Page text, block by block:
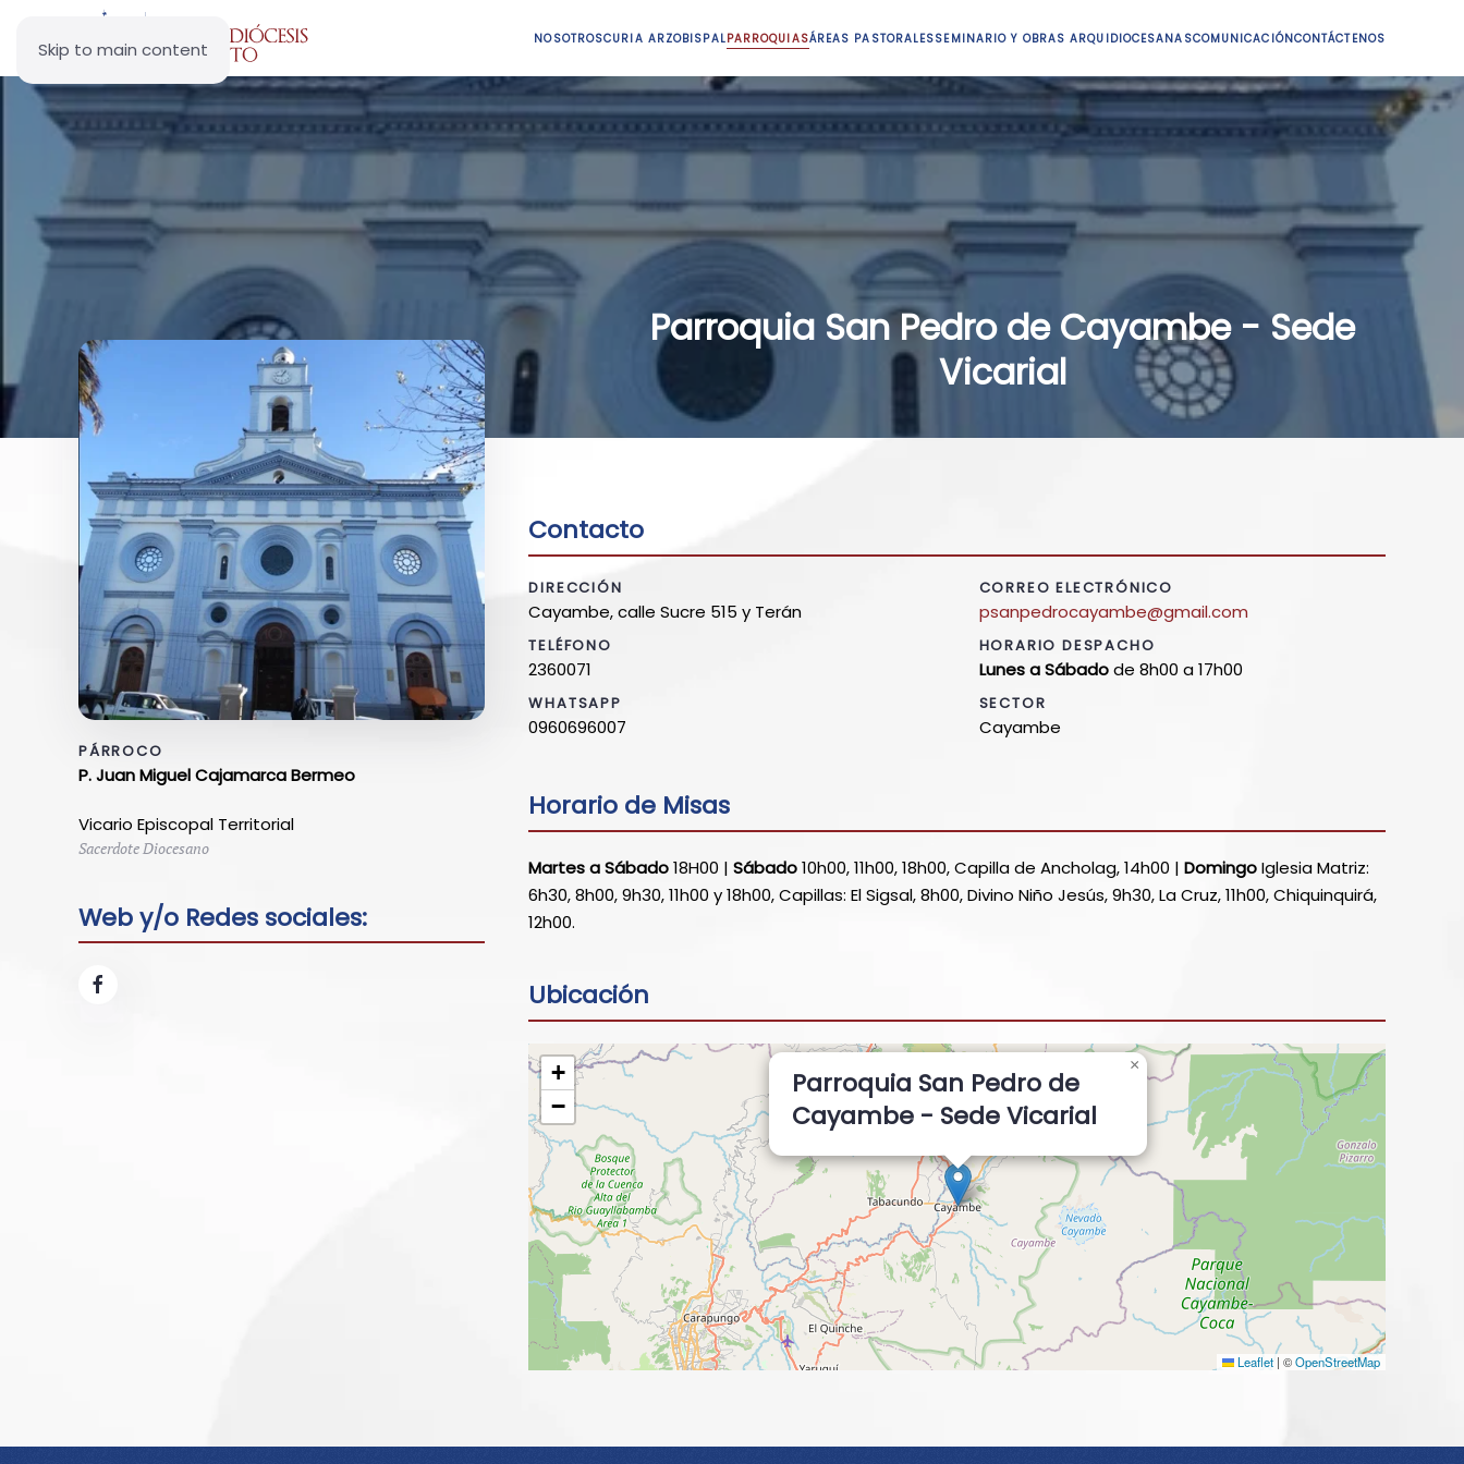
Skip to main content NOSOTROSCURIA ARZOBISPALPARROQUIASÁREAS PASTORALESSEMINARIO Y OBRAS ARQUIDIOCESANASCOMUNICACIÓNCONTÁCTENOS
Parroquia San Pedro de Cayambe - Sede
Vicarial
PÁRROCO
P. Juan Miguel Cajamarca Bermeo
Vicario Episcopal Territorial
Sacerdote Diocesano
Web y/o Redes sociales:
Contacto
DIRECCIÓN
Cayambe, calle Sucre 515 y Terán
TELÉFONO
2360071
WHATSAPP
0960696007
CORREO ELECTRÓNICO
psanpedrocayambe@gmail.com
HORARIO DESPACHO
Lunes a Sábadode 8h00 a 17h00
SECTOR
Cayambe
Horario de Misas
Martes a Sábado18H00 |Sábado10h00, 11h00, 18h00, Capilla de Ancholag, 14h00 |DomingoIglesia Matriz:
6h30, 8h00, 9h30, 11h00 y 18h00, Capillas: El Sigsal, 8h00, Divino Niño Jesús, 9h30, La Cruz, 11h00, Chiquinquirá,
12h00.
Ubicación
Parroquia San Pedro de
Cayambe - Sede Vicarial
×
+
−
Leaflet | ©OpenStreetMap